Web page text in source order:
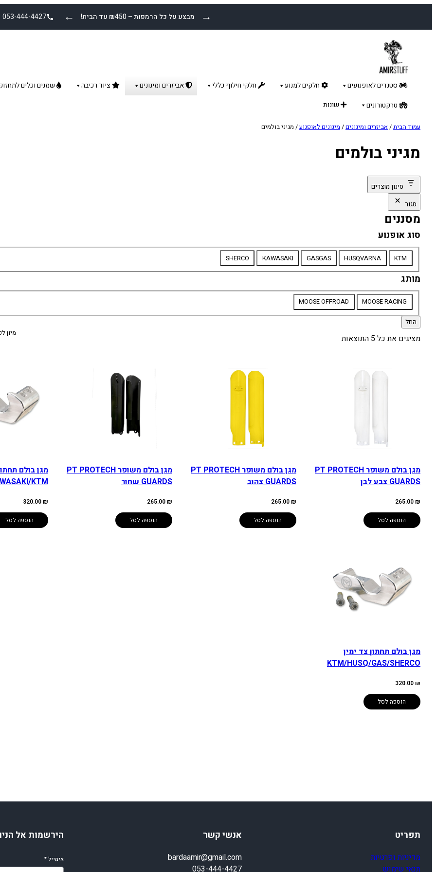
← מבצע על כל הרמפות – ₪450 עד הבית! →
053-444-4427
סטנדים לאופנועים חלקים למנוע חלקי חילוף כללי אביזרים ומיגונים ציוד רכיבה
שמנים וכלים
טרקטורונים
שונות
עמוד הבית/אביזרים ומיגונים/ מיגונים לאופנוע/ מגיני בולמים
מגיני בולמים
סינון מוצרים
סגור
מסננים
סוג אופנוע
סוג
אופנוע
KTM
HUSQVARNA
GASGAS
KAWASAKI
SHERCO
מותג
מותג
MOOSE RACING
MOOSE OFFROAD
החל
מציגים את כל ⁦5⁩ התוצאות מיון
מגן בולם משופר PT PROTECH
GUARDS צבע לבן
265.00₪
הוספה לסל
מגן בולם משופר PT PROTECH
GUARDS צהוב
265.00₪
הוספה לסל
מגן בולם משופר PT PROTECH
GUARDS שחור
265.00₪
הוספה לסל
מגן בולם
KTM
320.00₪
הוספה לסל
מגן בולם תחתון צד ימין
KTM/HUSQ/GAS/SHERCO
320.00₪
הוספה לסל
תפריט
מדיניות ופרטיות
תנאי שימוש
אנשי קשר
bardaamir@gmail.com
053-444-4427
הירשמות אל
אימייל*